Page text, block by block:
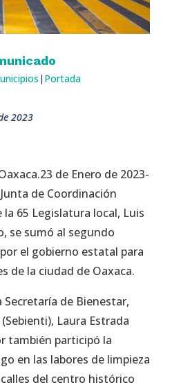
| Portada
2023
de Enero de 2023-
de Coordinación
la 65 Legislatura local, Luis
se sumó al segundo
el gobierno estatal para
de la ciudad de Oaxaca.
de Bienestar,
Laura Estrada
también participó la
en las labores de limpieza
del centro histórico